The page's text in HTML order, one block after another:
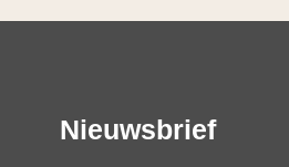
Nieuwsbrief